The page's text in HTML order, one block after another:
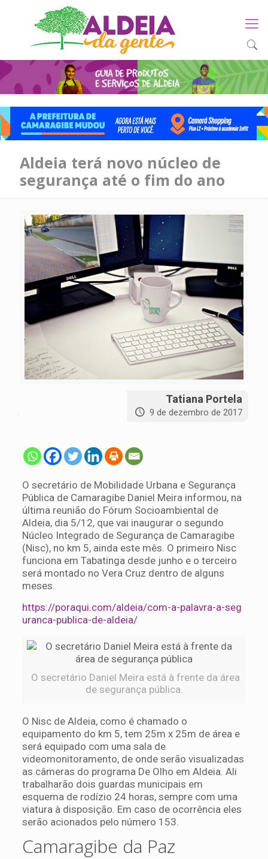
Aldeia terá novo núcleo de
segurança até o fim do ano
Tatiana Portela
9 de dezembro de 2017
O secretário de Mobilidade Urbana e Segurança
Pública de Camaragibe Daniel Meira informou, na
última reunião do Fórum Socioambiental de
Aldeia, dia 5/12, que vai inaugurar o segundo
Núcleo Integrado de Segurança de Camaragibe
(Nisc), no km 5, ainda este mês. O primeiro Nisc
funciona em Tabatinga desde junho e o terceiro
será montado no Vera Cruz dentro de alguns
meses.
https://poraqui.com/aldeia/com-a-palavra-a-seg
uranca-publica-de-aldeia/
O secretário Daniel Meira está à frente da área
de segurança pública.
O Nisc de Aldeia, como é chamado o
equipamento do km 5, tem 25m x 25m de área e
será equipado com uma sala de
videomonitoramento, de onde serão visualizadas
as câmeras do programa De Olho em Aldeia. Ali
trabalharão dois guardas municipais em
esquema de rodízio 24 horas, sempre com uma
viatura à disposição. Em caso de ocorrência eles
serão acionados pelo número 153.
Camaragibe da Paz